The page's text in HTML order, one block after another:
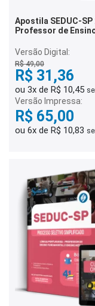
Apostila SEDUC-SP
Professor de
Médio - Anos Iniciais
Versão Digital:
R$ 49,00
R$ 31,36
ou 3x de R$ 10,45
Versão Impressa:
R$ 65,00
ou 6x de R$ 10,83